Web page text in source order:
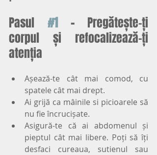
Pasul #1 - Pregătește-ți
corpul și refocalizează-ți
atenția
Așează-te cât mai comod, cu
spatele cât mai drept.
Ai grijă ca mâinile si picioarele să
nu fie încrucișate.
Asigură-te că ai abdomenul și
pieptul cât mai libere. Poți să îți
desfaci cureaua, sutienul sau